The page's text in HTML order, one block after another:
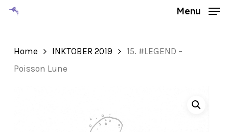
Skip
Menu
Home INKTOBER 2019
15. #LEGEND –
Poisson Lune